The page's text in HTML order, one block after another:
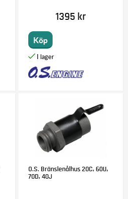
1395 kr
Köp
O.S. Bränslenålhus 20C, 60U,
70D, 40J